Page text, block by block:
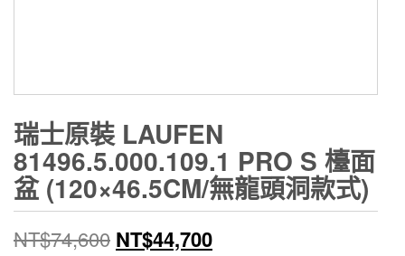
瑞士原裝 LAUFEN
81496.5.000.109.1 PRO S 檯面
盆 (120×46.5CM/無龍頭洞款式)
NT$74,600 原
NT$44,700目